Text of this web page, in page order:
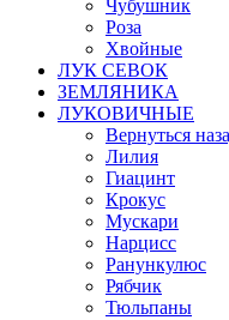
Чубушник
Роза
Хвойные
ЛУК СЕВОК
ЗЕМЛЯНИКА
ЛУКОВИЧНЫЕ
Вернуться
Лилия
Гиацинт
Крокус
Мускари
Нарцисс
Ранункулюс
Рябчик
Тюльпаны